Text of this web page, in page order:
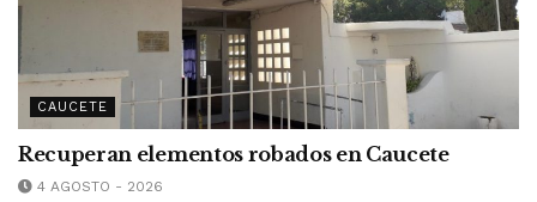
CAUCETE
Recuperan elementos robados en Caucete
4 AGOSTO - 2026